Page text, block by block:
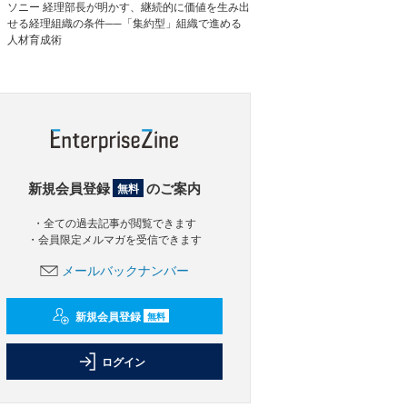
ソニー 経理部長が明かす、継続的に価値を生み出
せる経理組織の条件──「集約型」組織で進める
人材育成術
新規会員登録 無料 のご案内
・全ての過去記事が閲覧できます
・会員限定メルマガを受信できます
メールバックナンバー
新規会員登録 無料
ログイン